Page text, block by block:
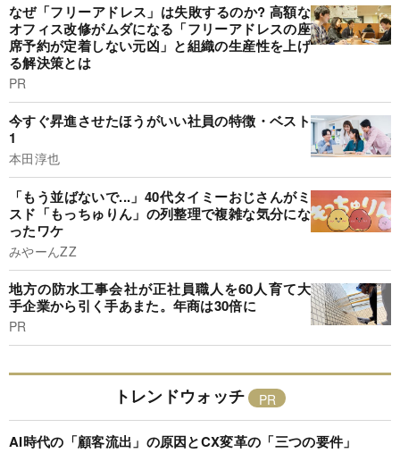
なぜ「フリーアドレス」は失敗するのか? 高額な
オフィス改修がムダになる「フリーアドレスの座
席予約が定着しない元凶」と組織の生産性を上げ
る解決策とは
PR
今すぐ昇進させたほうがいい社員の特徴・ベスト
1
本田淳也
「もう並ばないで...」40代タイミーおじさんがミ
スド「もっちゅりん」の列整理で複雑な気分にな
ったワケ
みやーんZZ
地方の防水工事会社が正社員職人を60人育て大
手企業から引く手あまた。年商は30倍に
PR
トレンドウォッチ
AI時代の「顧客流出」の原因とCX変革の「三つの要件」